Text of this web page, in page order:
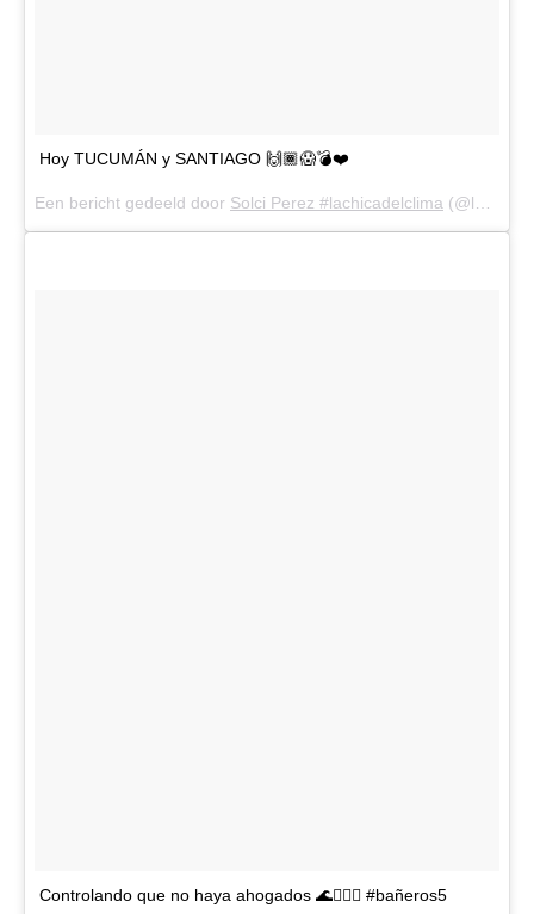
Hoy TUCUMÁN y SANTIAGO 🙌🏾😱💣❤️
Een bericht gedeeld door Solci Perez #lachicadelclima (@lasobrideperez) op
Controlando que no haya ahogados 🌊🏊🏼‍♀️ #bañeros5